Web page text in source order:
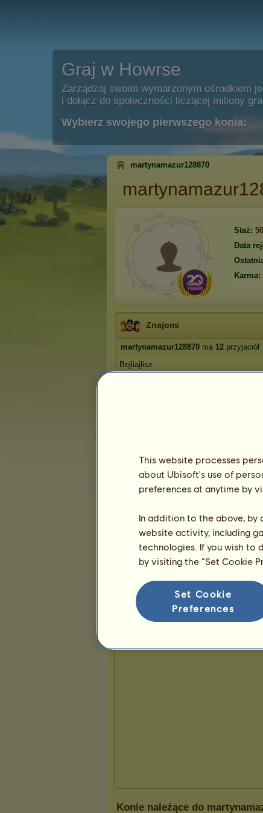
Graj w Howrse
Zarządzaj swoim wymarzonym ośrodkiem
i dołącz do społeczności liczącej miliony
Wybierz swojego pierwszego konia:
martynamazur128870
Staż:
Data
Karma:
Znajomi
martynamazur128870 ma 12 przyjaciół
Bejliajlisz
Prezentacja
Konie należące do
This website processes
about Ubisoft's use of
preferences at anytime by
In addition to the above, by
website activity, including
technologies. If you wish to
by visiting the “Set Cookie
Set Cookie
Preferences